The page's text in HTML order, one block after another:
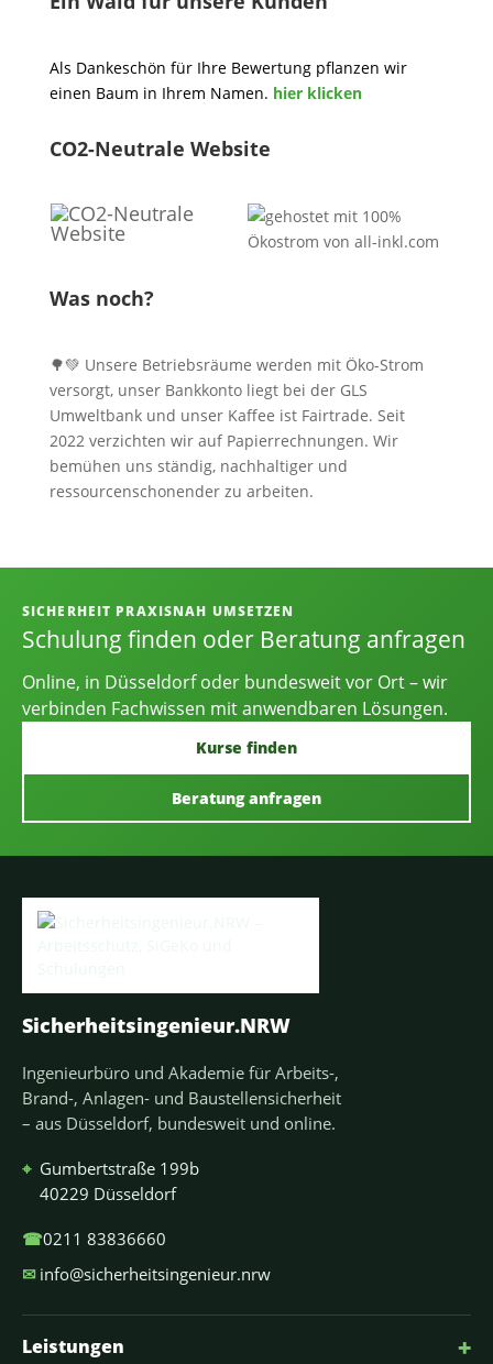
Als Dankeschön für Ihre Bewertung pflanzen wir
einen Baum in Ihrem Namen. hier klicken
CO2-Neutrale Website
Was noch?
🌳💚 Unsere Betriebsräume werden mit Öko-Strom
versorgt, unser Bankkonto liegt bei der GLS
Umweltbank und unser Kaffee ist Fairtrade. Seit
2022 verzichten wir auf Papierrechnungen. Wir
bemühen uns ständig, nachhaltiger und
ressourcenschonender zu arbeiten.
Informationen, Kontakt und
SICHERHEIT PRAXISNAH UMSETZEN
Schulung finden oder Beratung anfragen
Online, in Düsseldorf oder bundesweit vor Ort – wir
verbinden Fachwissen mit anwendbaren Lösungen.
Kurse finden
Beratung anfragen
Sicherheitsingenieur.NRW
Ingenieurbüro und Akademie für Arbeits-,
Brand-, Anlagen- und Baustellensicherheit
– aus Düsseldorf, bundesweit und online.
⌖ Gumbertstraße 199b
40229 Düsseldorf
☎0211 83836660
✉ info@sicherheitsingenieur.nrw
Leistungen +